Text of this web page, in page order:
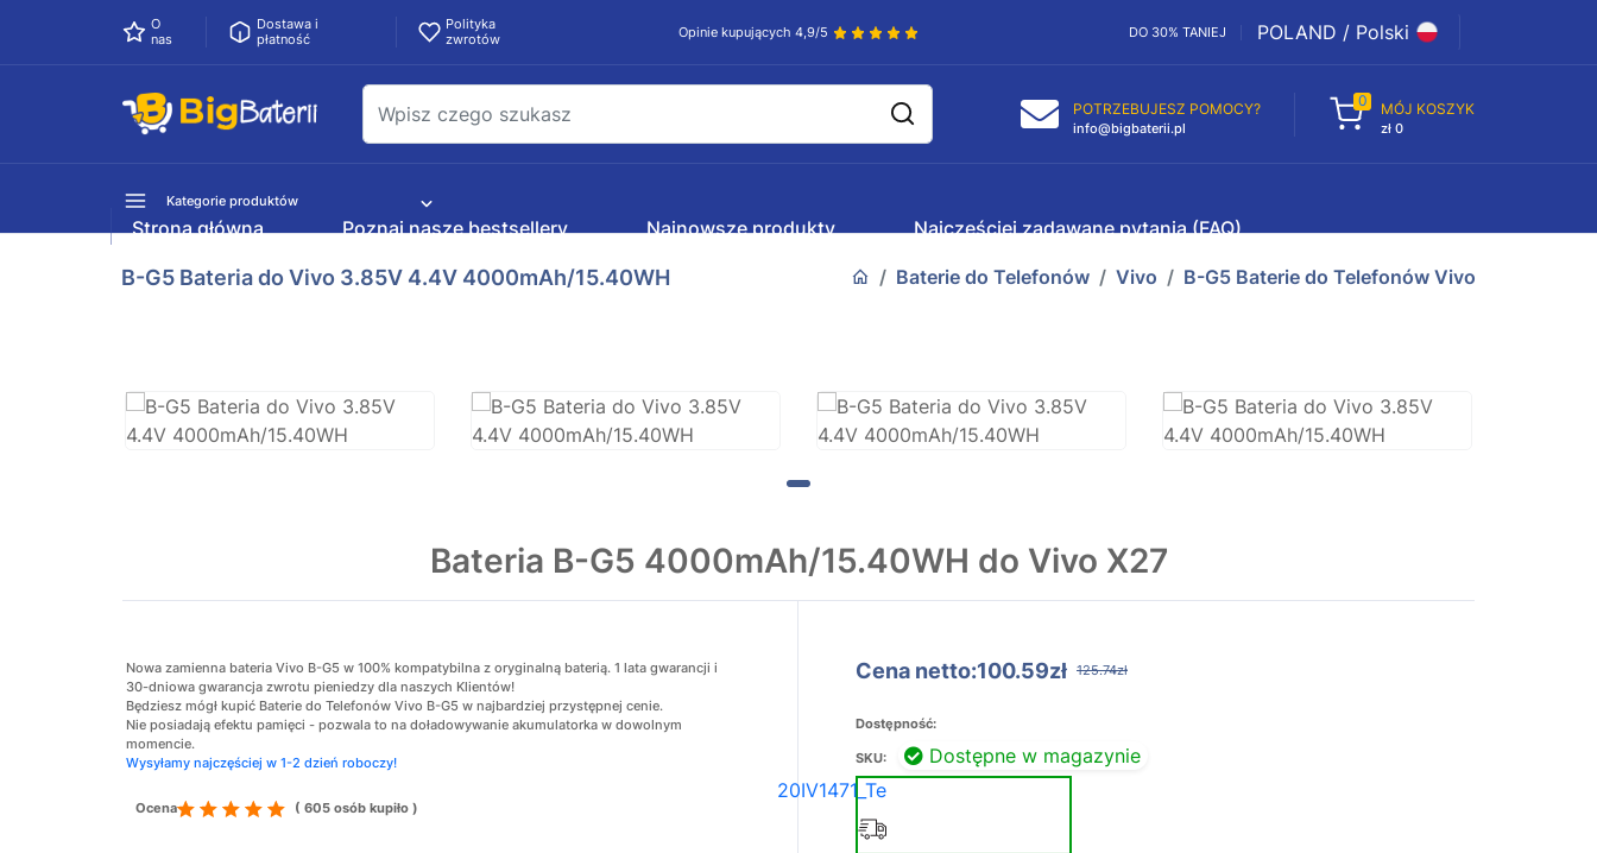
O
nas
Dostawa i
płatność
Polityka
zwrotów
Opinie kupujących 4,9/5 DO 30% TANIEJ POLAND / Polski
POTRZEBUJESZ POMOCY?
info@bigbaterii.pl
0 MÓJ KOSZYK
zł 0
Kategorie produktów
Strona główna Poznaj nasze bestsellery Najnowsze produkty Najczęściej zadawane pytania (FAQ)
B-G5 Bateria do Vivo 3.85V 4.4V 4000mAh/15.40WH Baterie do Telefonów Vivo B-G5 Baterie do Telefonów Vivo
Bateria B-G5 4000mAh/15.40WH do Vivo X27
Nowa zamienna bateria Vivo B-G5 w 100% kompatybilna z oryginalną baterią. 1 lata gwarancji i
30-dniowa gwarancja zwrotu pieniedzy dla naszych Klientów!
Będziesz mógł kupić Baterie do Telefonów Vivo B-G5 w najbardziej przystępnej cenie.
Nie posiadają efektu pamięci - pozwala to na doładowywanie akumulatorka w dowolnym
momencie.
Wysyłamy najczęściej w 1-2 dzień roboczy!
Ocena ( 605 osób kupiło )
Cena netto:100.59zł 125.74zł
Dostępność:
Dostępne w magazynie
SKU:
20IV1471_Te